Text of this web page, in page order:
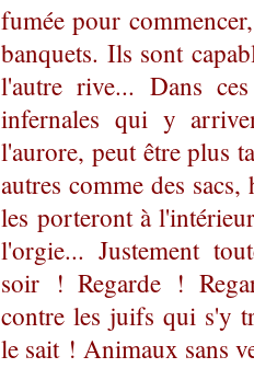
fumée pour
banquets. Ils sont
l'autre rive... Dans
infernales qui y
l'aurore, peut être plus
autres comme des sacs,
les porteront à
l'orgie... Justement
soir ! Regarde !
contre les juifs qui s'y
le sait ! Animaux sans